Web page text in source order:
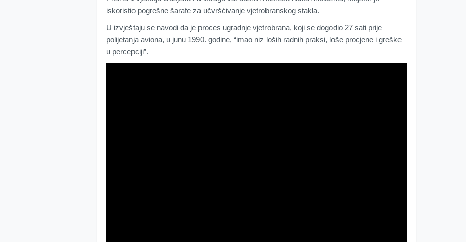
iskoristio pogrešne šarafe za učvršćivanje vjetrobranskog stakla.
U izvještaju se navodi da je proces ugradnje vjetrobrana, koji se dogodio 27 sati prije
polijetanja aviona, u junu 1990. godine, “imao niz loših radnih praksi, loše procjene i greške
u percepciji”.